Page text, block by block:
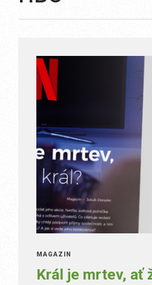
MAGAZÍN
Král je mrtev, ať